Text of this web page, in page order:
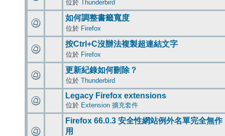
位於 Thunderbird
如何調整書籤寬度
位於 Firefox
按Ctrl+C沒辦法複製超連結文字
位於 Firefox
更新紀錄如何刪除？
位於 Thunderbird
Legacy Firefox extensions
位於 Extension 擴充套件
Firefox 66.0.3 安全性網站例外名單完全無作
用